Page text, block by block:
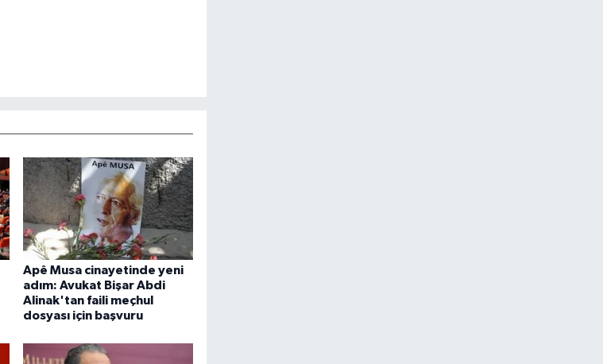
Apê Musa cinayetinde yeni
adım: Avukat Bişar Abdi
Alinak'tan faili meçhul
dosyası için başvuru